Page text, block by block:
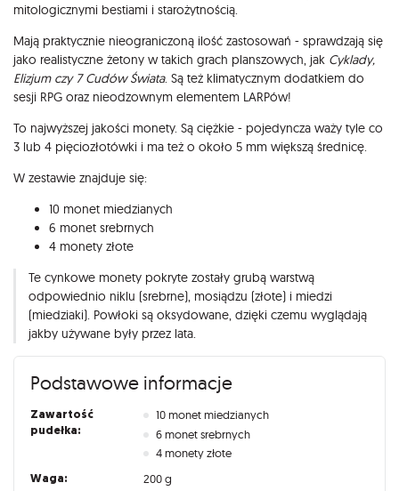
mitologicznymi bestiami i starożytnością.
Mają praktycznie nieograniczoną ilość zastosowań - sprawdzają się
jako realistyczne żetony w takich grach planszowych, jak Cyklady,
Elizjum czy 7 Cudów Świata. Są też klimatycznym dodatkiem do
sesji RPG oraz nieodzownym elementem LARPów!
To najwyższej jakości monety. Są ciężkie - pojedyncza waży tyle co
3 lub 4 pięciozłotówki i ma też o około 5 mm większą średnicę.
W zestawie znajduje się:
10 monet miedzianych
6 monet srebrnych
4 monety złote
Te cynkowe monety pokryte zostały grubą warstwą
odpowiednio niklu (srebrne), mosiądzu (złote) i miedzi
(miedziaki). Powłoki są oksydowane, dzięki czemu wyglądają
jakby używane były przez lata.
Podstawowe informacje
Zawartość
pudełka:
10 monet miedzianych
6 monet srebrnych
4 monety złote
Waga: 200 g